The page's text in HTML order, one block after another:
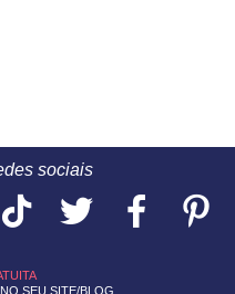
sociais
SEU SITE/BLOG